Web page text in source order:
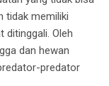
tidak memiliki
ditinggali. Oleh
dan hewan
predator